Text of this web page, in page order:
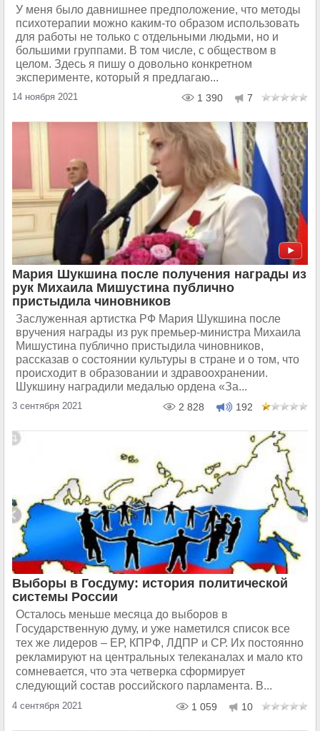
У меня было давнишнее предположение, что методы
психотерапии можно каким-то образом использовать
для работы не только с отдельными людьми, но и
большими группами. В том числе, с обществом в
целом. Здесь я пишу о довольно конкретном
эксперименте, который я предлагаю...
14 ноября 2021 1 390 7
Мария Шукшина после получения награды из
рук Михаила Мишустина публично
пристыдила чиновников
Заслуженная артистка РФ Мария Шукшина после
вручения награды из рук премьер-министра Михаила
Мишустина публично пристыдила чиновников,
рассказав о состоянии культуры в стране и о том, что
происходит в образовании и здравоохранении.
Шукшину наградили медалью ордена «За...
3 сентября 2021 2 828 192
Выборы в Госдуму: история политической
системы России
Осталось меньше месяца до выборов в
Государственную думу, и уже наметился список все
тех же лидеров – ЕР, КПРФ, ЛДПР и СР. Их постоянно
рекламируют на центральных телеканалах и мало кто
сомневается, что эта четверка сформирует
следующий состав российского парламента. В...
4 сентября 2021 1 059 10